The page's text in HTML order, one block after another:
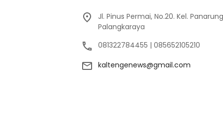
Jl. Pinus Permai, No.20. Kel.
Palangkaraya
081322784455 | 085652105210
kaltengenews@gmail.com